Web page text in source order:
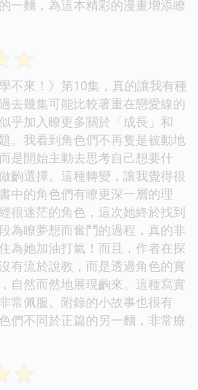
一麵，為這本精彩的漫畫增添瞭
☆
不來！》第10集，真的讓我有種
去幾集可能比較著重在戀愛線的
乎加入瞭更多關於「成長」和
。我看到角色們不再隻是被動地
是開始主動去思考自己想要什
齣選擇。這種轉變，讓我覺得很
中的角色們有瞭更深一層的理
很迷茫的角色，這次她終於找到
為瞭夢想而奮鬥的過程，真的非
為她加油打氣！而且，作者在探
有流於說教，而是透過角色的實
自然而然地展現齣來。這種寫實
常佩服。附錄的小故事也很有
們不同於正篇的另一麵，非常療
☆